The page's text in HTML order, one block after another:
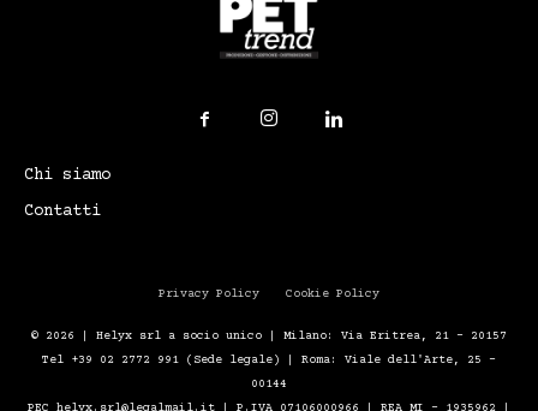
Chi siamo
Contatti
Privacy Policy Cookie Policy
© 2026 | Helyx srl a socio unico | Milano: Via Eritrea, 21 – 20157
Tel +39 02 2772 991 (Sede legale) | Roma: Viale dell'Arte, 25 -
00144